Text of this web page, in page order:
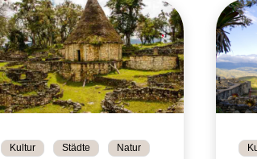
Kultur Städte Natur